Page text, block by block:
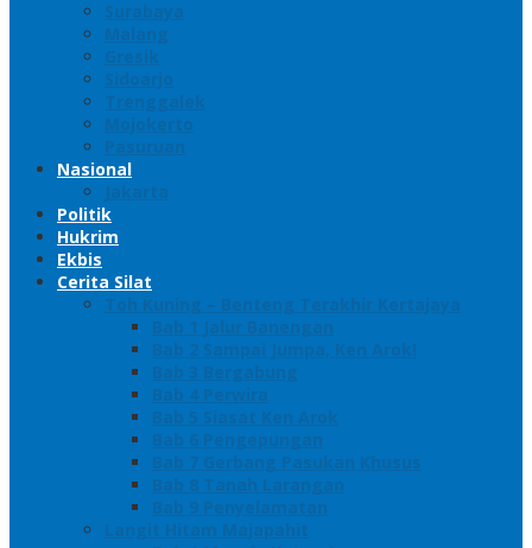
Surabaya
Malang
Gresik
Sidoarjo
Trenggalek
Mojokerto
Pasuruan
Nasional
Jakarta
Politik
Hukrim
Ekbis
Cerita Silat
Toh Kuning – Benteng Terakhir Kertajaya
Bab 1 Jalur Banengan
Bab 2 Sampai Jumpa, Ken Arok!
Bab 3 Bergabung
Bab 4 Perwira
Bab 5 Siasat Ken Arok
Bab 6 Pengepungan
Bab 7 Gerbang Pasukan Khusus
Bab 8 Tanah Larangan
Bab 9 Penyelamatan
Langit Hitam Majapahit